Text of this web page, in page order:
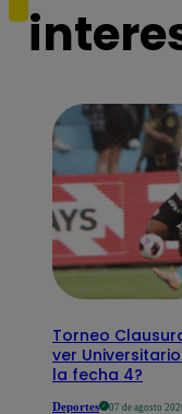
Torneo
ver
la fecha 4?
Deportes 07 de agosto